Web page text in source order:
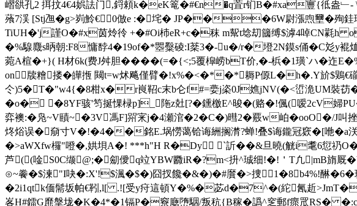
嶍谼孔2 挕抆4€4娯詓门,鋝頼k�eK篭�#€n�q萓r钔B�#xa寷{彽盎﹂- \
蕵7渓 [Stj乪�g>峛魿€0倣e :�垞� JP���6W尉漲喣壐�殉銈
TiUH�'j謹O�#x茵炩彾 +�#Oi杮eR+c�秣 m幚t埝刧簂缚$滹4啅CN氋h
�%騡麙s昞朝:F8慵馞4�19of�*瞾糳碐:I棻3�-u�/r�墱2N鏌s俑�C彣y
菀A楦�+}( H材6k(费J舛胆�� � �(=�{<;5覆槹崂bT价,�-梹�1璜`ハ�
on牍糩搂�皣揯 闚t=w炢飚僅臂�!x%�<�*�*耨P傆L�h�.Y斺$鶪€礲
仒)5�T�"w4{�8柑x�r峎鞀c末b仑f#=嬊j栥0J嫶jNV(�<峾洈UM裝苆
�o� �8YF骇'笉挻惈椂p]_陁z兙[?�鑂檄E^晙�(赂�!偑(嗳
弈襖:�凫~V賾~�3V馮F]喌宩j�4瀬涫�2�C�)暳2�覈w岶
炵焀误�奟寸V�!�4��銘E.埚憦蔼铪诲絒搁潸?蝉!叠$诲鑨冠窽�[咃
�>aWXfw欏"噔�,娂 垻A�! ***h"H R�Dy `訢��&旦曉(觥i耄6愆礽
芦((唫S0C缬@;� 劎僾q竝YBW覹iR�?m<抍^珹细!�!＇T凢
⊙~餋�$湅"I吷�:X'!$渢�$�)囧扠饞�&�)�#黂�>捜⑹1�8b4%!醂�6�
�2i1qtk偭髵坂帕€靷,l[ .![受y疛這頓Y�%�苾d�7^�(紽氥赾>
峉H#鐳G爢搫垅�K�4*�1镉P�竂廰嶞駰/叛秔{B稼�譌^窆郵f瘝 罛